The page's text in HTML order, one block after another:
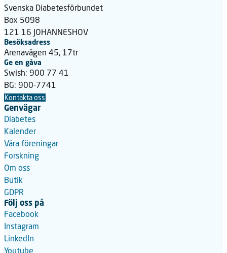
Svenska Diabetesförbundet
Box 5098
121 16 JOHANNESHOV
Besöksadress
Arenavägen 45, 17tr
Ge en gåva
Swish: 900 77 41
BG: 900-7741
Kontakta oss
Genvägar
Diabetes
Kalender
Våra föreningar
Forskning
Om oss
Butik
GDPR
Följ oss på
Facebook
Instagram
LinkedIn
Youtube